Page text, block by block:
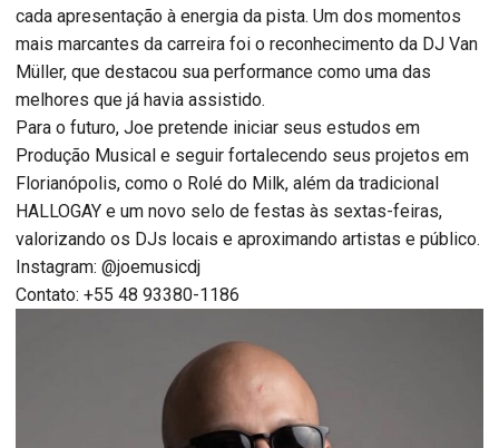
cada apresentação à energia da pista. Um dos momentos
mais marcantes da carreira foi o reconhecimento da DJ Van
Müller, que destacou sua performance como uma das
melhores que já havia assistido.
Para o futuro, Joe pretende iniciar seus estudos em
Produção Musical e seguir fortalecendo seus projetos em
Florianópolis, como o Rolé do Milk, além da tradicional
HALLOGAY e um novo selo de festas às sextas-feiras,
valorizando os DJs locais e aproximando artistas e público.
Instagram: @joemusicdj
Contato: +55 48 93380-1186